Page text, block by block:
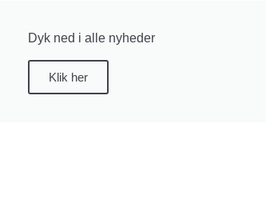
Dyk ned i alle nyheder
Klik her